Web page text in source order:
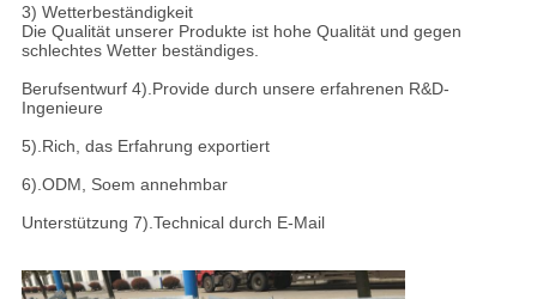
3) Wetterbeständigkeit
Die Qualität unserer Produkte ist hohe Qualität und gegen
schlechtes Wetter beständiges.
Berufsentwurf 4).Provide durch unsere erfahrenen R&D-
Ingenieure
5).Rich, das Erfahrung exportiert
6).ODM, Soem annehmbar
Unterstützung 7).Technical durch E-Mail